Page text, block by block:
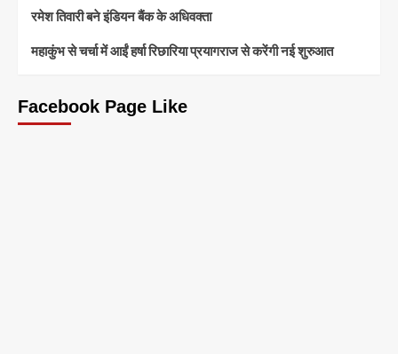
रमेश तिवारी बने इंडियन बैंक के अधिवक्ता
महाकुंभ से चर्चा में आईं हर्षा रिछारिया प्रयागराज से करेंगी नई शुरुआत
Facebook Page Like